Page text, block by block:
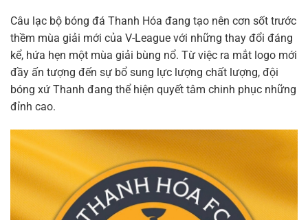
Câu lạc bộ bóng đá Thanh Hóa đang tạo nên cơn sốt trước
thềm mùa giải mới của V-League với những thay đổi đáng
kể, hứa hẹn một mùa giải bùng nổ. Từ việc ra mắt logo mới
đầy ấn tượng đến sự bổ sung lực lượng chất lượng, đội
bóng xứ Thanh đang thể hiện quyết tâm chinh phục những
đỉnh cao.